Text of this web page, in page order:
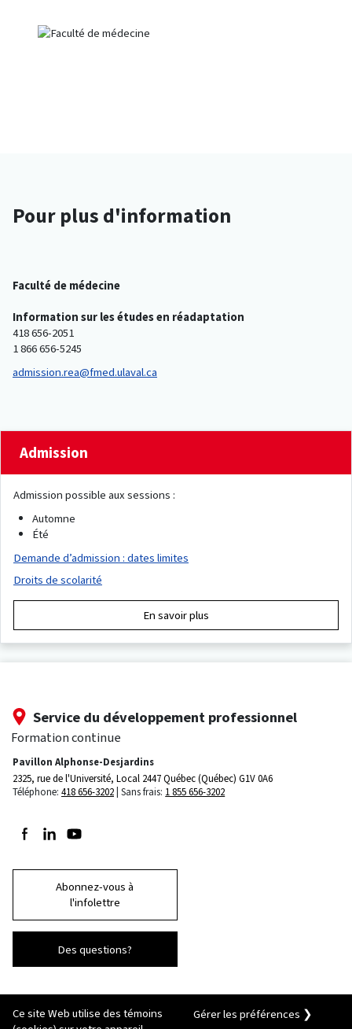
Pour plus d'information
Faculté de médecine
Information sur les études en réadaptation
418 656-2051
1 866 656-5245
admission.rea@fmed.ulaval.ca
Admission
Admission possible aux sessions :
Automne
Été
Demande d’admission : dates limites
Droits de scolarité
En savoir plus
Service du développement professionnel
Formation continue
Pavillon Alphonse-Desjardins
2325, rue de l'Université, Local 2447Québec (Québec) G1V 0A6
Téléphone: 418 656-3202 Sans frais: 1 855 656-3202
Suivez-nous sur Facebook
Suivez-nous sur LinkedIn
Suivez-nous sur Youtube
Abonnez-vous à
l'infolettre
Des questions?
Ce site Web utilise des témoins
Gérer les préférences ❯